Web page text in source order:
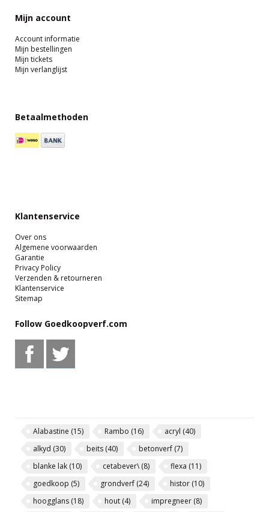
Mijn account
Account informatie
Mijn bestellingen
Mijn tickets
Mijn verlanglijst
Betaalmethoden
Klantenservice
Over ons
Algemene voorwaarden
Garantie
Privacy Policy
Verzenden & retourneren
Klantenservice
Sitemap
Follow Goedkoopverf.com
Alabastine (15) Rambo (16) acryl (40)
alkyd (30) beits (40) betonverf (7)
blanke lak (10) cetabever\(8) flexa (11)
goedkoop (5) grondverf (24) histor (10)
hoogglans (18) hout (4) impregneer (8)